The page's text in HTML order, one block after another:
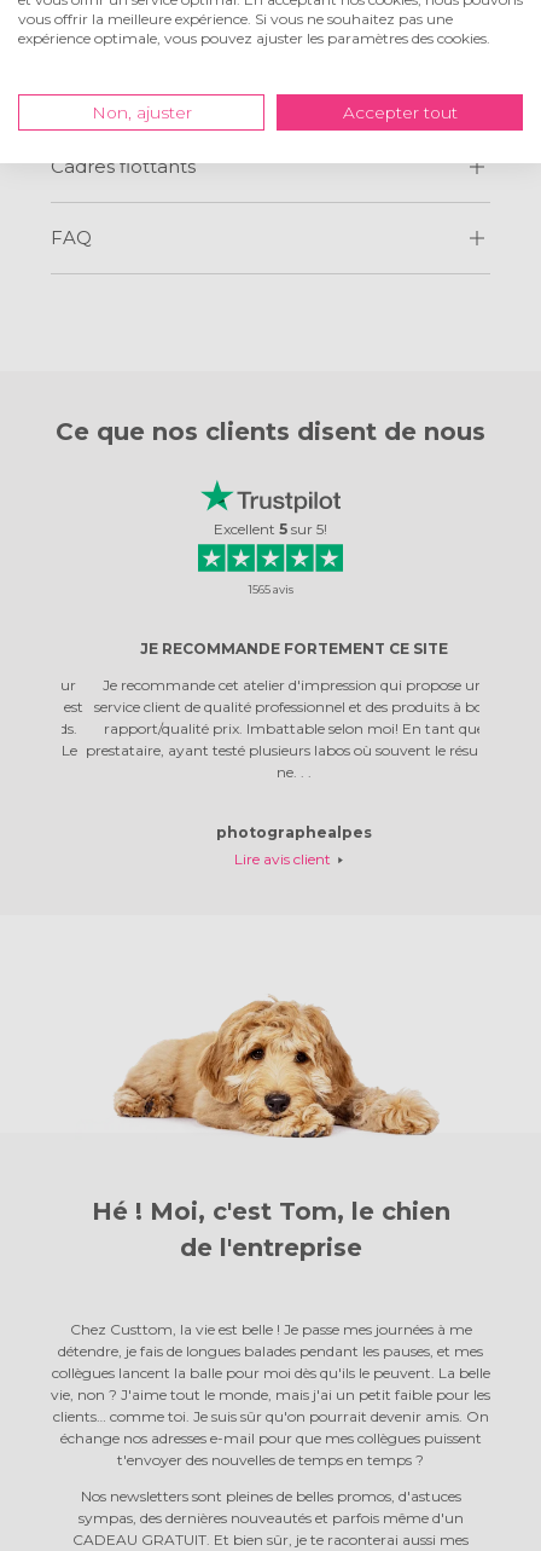
Prix et formats
Variantes
Cadres flottants
FAQ
Ce que nos clients disent de nous
Excellent 5 sur 5!
1565avis
JE RECOMMANDE FORTEMENT CE SITE
Je recommande cet atelier d'impression qui propose un
service client de qualité professionnel et des produits à bon
rapport/qualité prix. Imbattable selon moi! En tant que
prestataire, ayant testé plusieurs labos où souvent le résultat
ne. . .
photographealpes
Lire avis client
Hé ! Moi, c'est Tom, le chien
de l'entreprise
Chez Custtom, la vie est belle ! Je passe mes journées à me
détendre, je fais de longues balades pendant les pauses, et mes
collègues lancent la balle pour moi dès qu'ils le peuvent. La belle
vie, non ? J'aime tout le monde, mais j'ai un petit faible pour les
clients… comme toi. Je suis sûr qu'on pourrait devenir amis. On
échange nos adresses e-mail pour que mes collègues puissent
t'envoyer des nouvelles de temps en temps ?
Nos newsletters sont pleines de belles promos, d'astuces
sympas, des dernières nouveautés et parfois même d'un
CADEAU GRATUIT. Et bien sûr, je te raconterai aussi mes
vous offrir la meilleure expérience. Si vous ne souhaitez pas une
expérience optimale, vous pouvez ajuster les paramètres des cookies.
Non, ajuster Accepter tout